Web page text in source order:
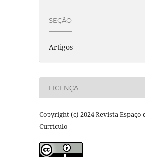
SEÇÃO
Artigos
LICENÇA
Copyright (c) 2024 Revista Espaço
Currículo